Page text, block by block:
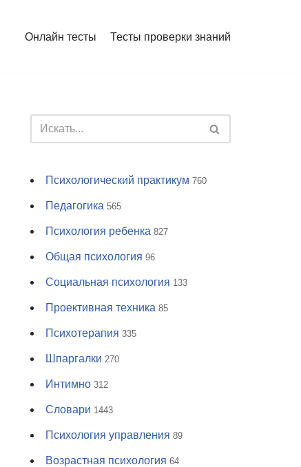
Онлайн тесты Тесты проверки знаний
Психологический практикум 760
Педагогика 565
Психология ребенка 827
Общая психология 96
Социальная психология 133
Проективная техника 85
Психотерапия 335
Шпаргалки 270
Интимно 312
Словари 1443
Психология управления 89
Возрастная психология 64